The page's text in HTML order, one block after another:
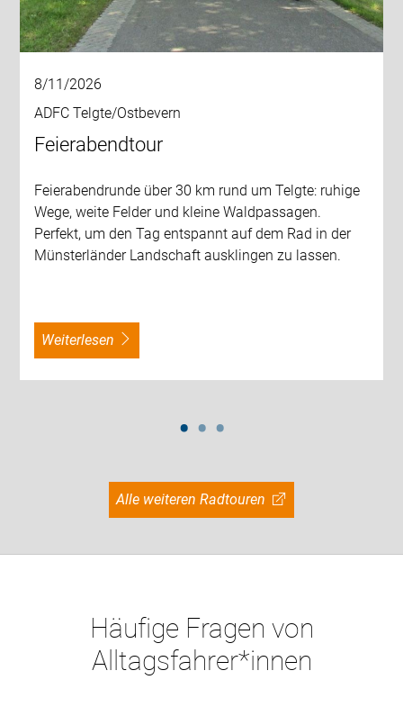
8/11/2026
ADFC Telgte/Ostbevern
Feierabendtour
Feierabendrunde über 30 km rund um Telgte: ruhige
Wege, weite Felder und kleine Waldpassagen.
Perfekt, um den Tag entspannt auf dem Rad in der
Münsterländer Landschaft ausklingen zu lassen.
weiterlesen
Alle weiteren Radtouren
Häufige Fragen von
Alltagsfahrer*innen